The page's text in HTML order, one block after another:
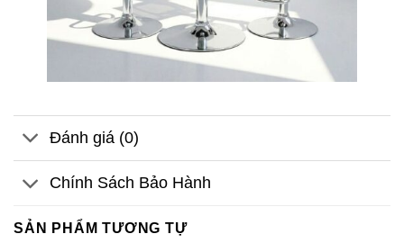
Đánh giá (0)
Chính Sách Bảo Hành
SẢN PHẨM TƯƠNG TỰ